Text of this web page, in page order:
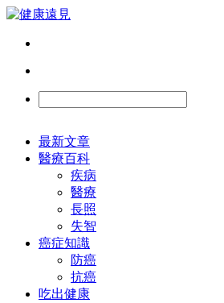
最新文章
醫療百科
疾病
醫療
長照
失智
癌症知識
防癌
抗癌
吃出健康